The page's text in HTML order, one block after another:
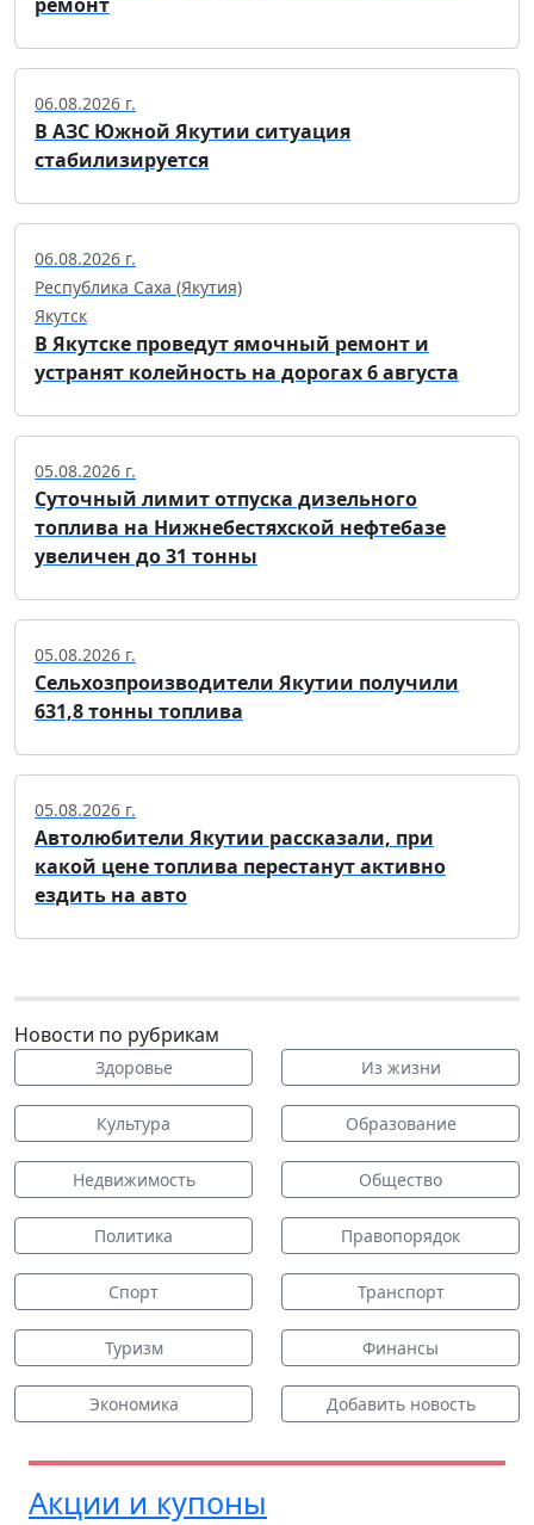
ремонт
06.08.2026 г.
В АЗС Южной Якутии ситуация
стабилизируется
06.08.2026 г.
Республика Саха (Якутия)
Якутск
В Якутске проведут ямочный ремонт и
устранят колейность на дорогах 6 августа
05.08.2026 г.
Суточный лимит отпуска дизельного
топлива на Нижнебестяхской нефтебазе
увеличен до 31 тонны
05.08.2026 г.
Сельхозпроизводители Якутии получили
631,8 тонны топлива
05.08.2026 г.
Автолюбители Якутии рассказали, при
какой цене топлива перестанут активно
ездить на авто
Новости по рубрикам
Здоровье Из жизни
Культура Образование
Недвижимость Общество
Политика Правопорядок
Спорт Транспорт
Туризм Финансы
Экономика Добавить новость
Акции и купоны